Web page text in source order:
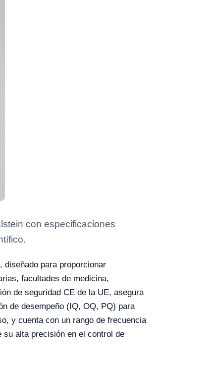
con especificaciones
diseñado para proporcionar
facultades de medicina,
de seguridad CE de la UE, asegura
de desempeño (IQ, OQ, PQ) para
y cuenta con un rango de frecuencia
alta precisión en el control de